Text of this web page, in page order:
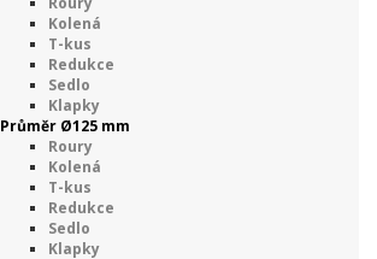
Kolená
T-kus
Redukce
Sedlo
Klapky
Průměr Ø125 mm
Roury
Kolená
T-kus
Redukce
Sedlo
Klapky